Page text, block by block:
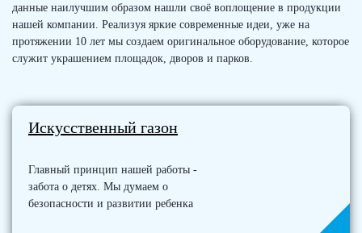
данные наилучшим образом нашли своё воплощение в продукции
нашей компании. Реализуя яркие современные идеи, уже на
протяжении 10 лет мы создаем оригинальное оборудование, которое
служит украшением площадок, дворов и парков.
Искусственный газон
Главный принцип нашей работы -
забота о детях. Мы думаем о
безопасности и развитии ребенка